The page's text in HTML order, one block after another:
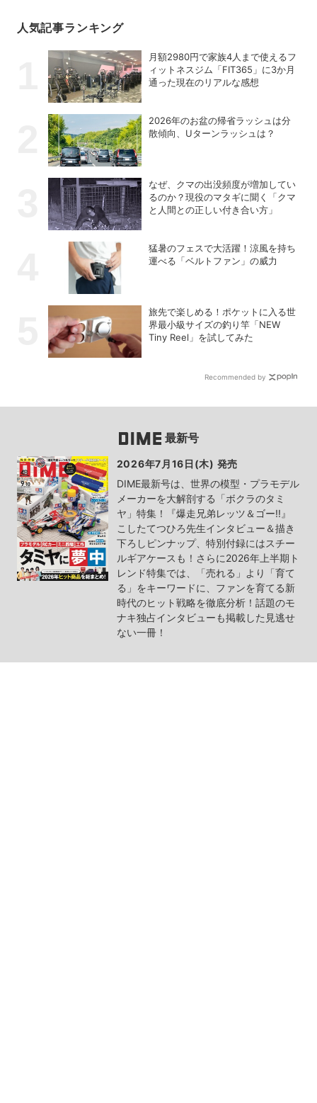
人気記事ランキング
月額2980円で家族4人まで使えるフ
ィットネスジム「FIT365」に3か月
通った現在のリアルな感想
2026年のお盆の帰省ラッシュは分
散傾向、Uターンラッシュは？
なぜ、クマの出没頻度が増加してい
るのか？現役のマタギに聞く「クマ
と人間との正しい付き合い方」
猛暑のフェスで大活躍！涼風を持ち
運べる「ベルトファン」の威力
旅先で楽しめる！ポケットに入る世
界最小級サイズの釣り竿「NEW
Tiny Reel」を試してみた
Recommended by
最新号
2026年7月16日(木) 発売
DIME最新号は、世界の模型・プラモデル
メーカーを大解剖する「ボクラのタミ
ヤ」特集！『爆走兄弟レッツ＆ゴー!!』
こしたてつひろ先生インタビュー＆描き
下ろしピンナップ、特別付録にはスチー
ルギアケースも！さらに2026年上半期ト
レンド特集では、「売れる」より「育て
る」をキーワードに、ファンを育てる新
時代のヒット戦略を徹底分析！話題のモ
ナキ独占インタビューも掲載した見逃せ
ない一冊！